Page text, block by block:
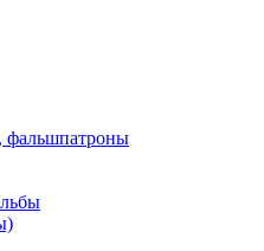
фальшпатроны